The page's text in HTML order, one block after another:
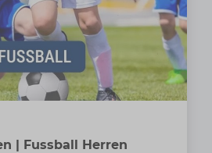
| Fussball Herren